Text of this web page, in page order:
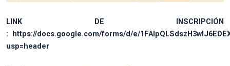
LINK DE INSCRIPCIÓN
: https://docs.google.com/forms/d/e/
usp=header